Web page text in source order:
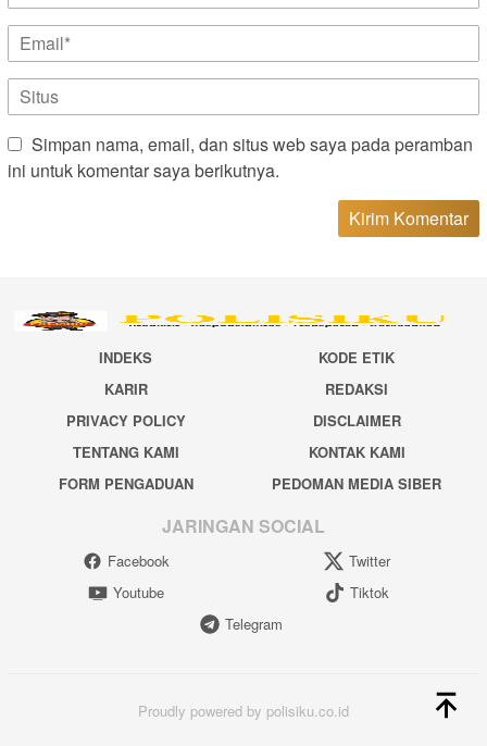
Simpan nama, email, dan situs web saya pada peramban
ini untuk komentar saya berikutnya.
INDEKS
KODE ETIK
KARIR
REDAKSI
PRIVACY POLICY
DISCLAIMER
TENTANG KAMI
KONTAK KAMI
FORM PENGADUAN
PEDOMAN MEDIA SIBER
JARINGAN SOCIAL
Facebook
Twitter
Youtube
Tiktok
Telegram
Proudly powered by polisiku.co.id